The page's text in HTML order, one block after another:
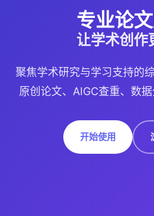
专业论
让学术创作
聚焦学术研究与学习支持的
原创论文、AIGC查重、数
开始使用